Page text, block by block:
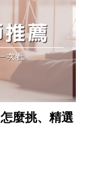
麼挑、精選